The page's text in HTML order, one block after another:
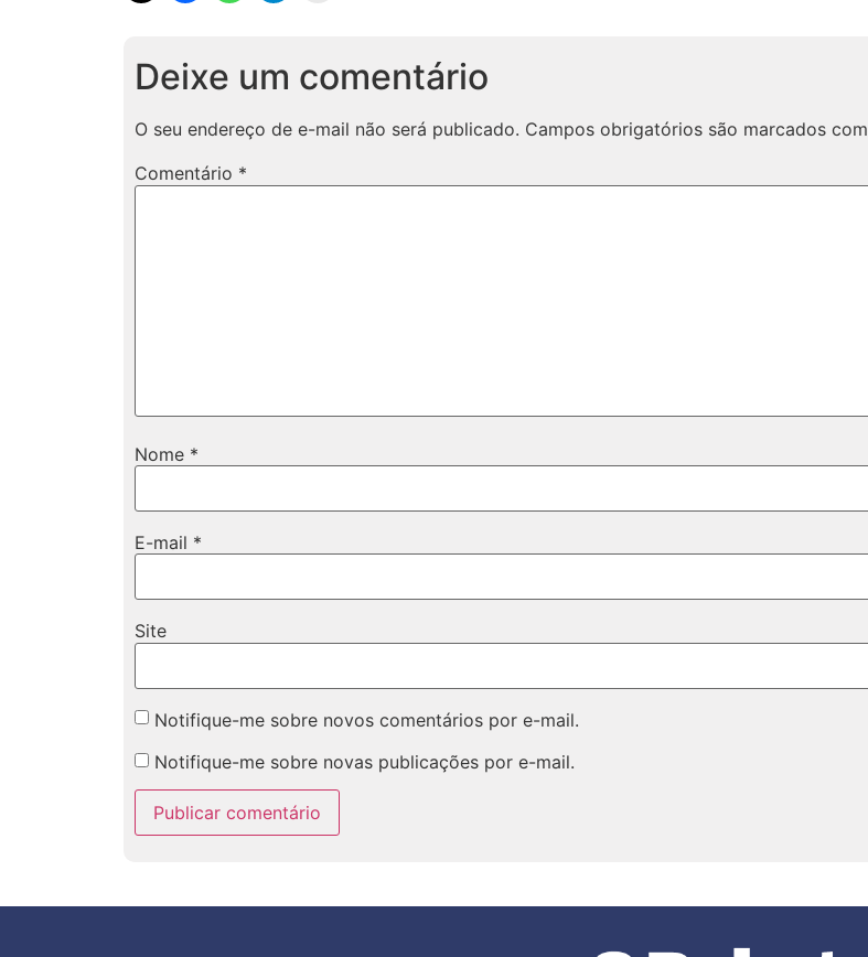
Deixe um comentário
O seu endereço de e-mail não será publicado. Campos obrigatórios são marcados com
Comentário *
Nome *
E-mail *
Site
Notifique-me sobre novos comentários por e-mail.
Notifique-me sobre novas publicações por e-mail.